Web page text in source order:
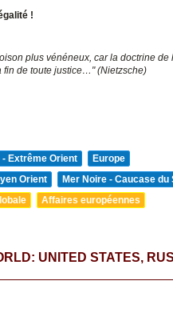
!
plus vénéneux, car la doctrine de
fin de toute justice…" (Nietzsche)
- Extrême Orient
Europe
Orient
Mer Noire - Caucase du
Affaires européennes
UNITED STATES,